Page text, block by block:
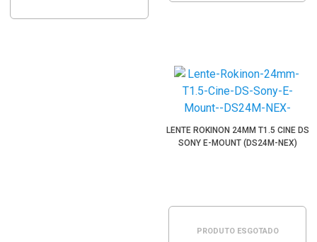
LENTE ROKINON 24MM T1.5 CINE DS
SONY E-MOUNT (DS24M-NEX)
PRODUTO ESGOTADO